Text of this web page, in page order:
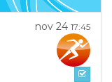
nov 24 17:45